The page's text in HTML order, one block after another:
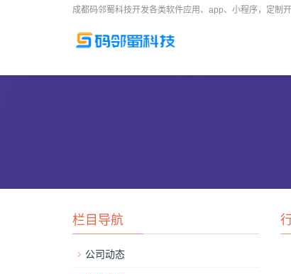
成都码邻蜀科技开发各类软件应用、app、小程序，定制
栏目导航
公司动态